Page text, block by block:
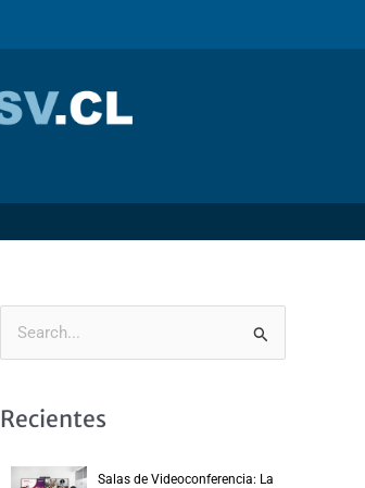
Recientes
Salas de Videoconferencia: La